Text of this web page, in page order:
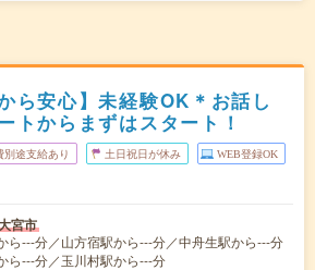
ら安心】未経験OK＊お話し
トからまずはスタート！
別途支給あり 土日祝日が休み WEB登録OK
宮市
ら---分／山方宿駅から---分／中舟生駅から---分
ら---分／玉川村駅から---分